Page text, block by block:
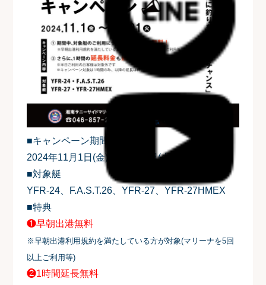
■キャンペーン期間
2024年11月1日(金)～12月31日(火)
■対象艇
YFR-24、F.A.S.T.26、YFR-27、YFR-27HMEX
■特典
❶早朝出港無料
※早朝出港利用規約を満たしている方が対象(マリーナを5回
以上ご利用等)
❷1時間延長無料